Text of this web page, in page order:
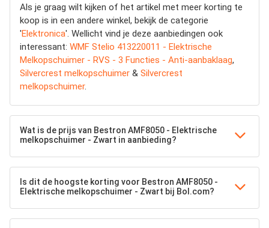
Als je graag wilt kijken of het artikel met meer korting te
koop is in een andere winkel, bekijk de categorie
'Elektronica'. Wellicht vind je deze aanbiedingen ook
interessant: WMF Stelio 413220011 - Elektrische
Melkopschuimer - RVS - 3 Functies - Anti-aanbaklaag,
Silvercrest melkopschuimer & Silvercrest
melkopschuimer.
Wat is de prijs van Bestron AMF8050 - Elektrische
melkopschuimer - Zwart in aanbieding?
Is dit de hoogste korting voor Bestron AMF8050 -
Elektrische melkopschuimer - Zwart bij Bol.com?